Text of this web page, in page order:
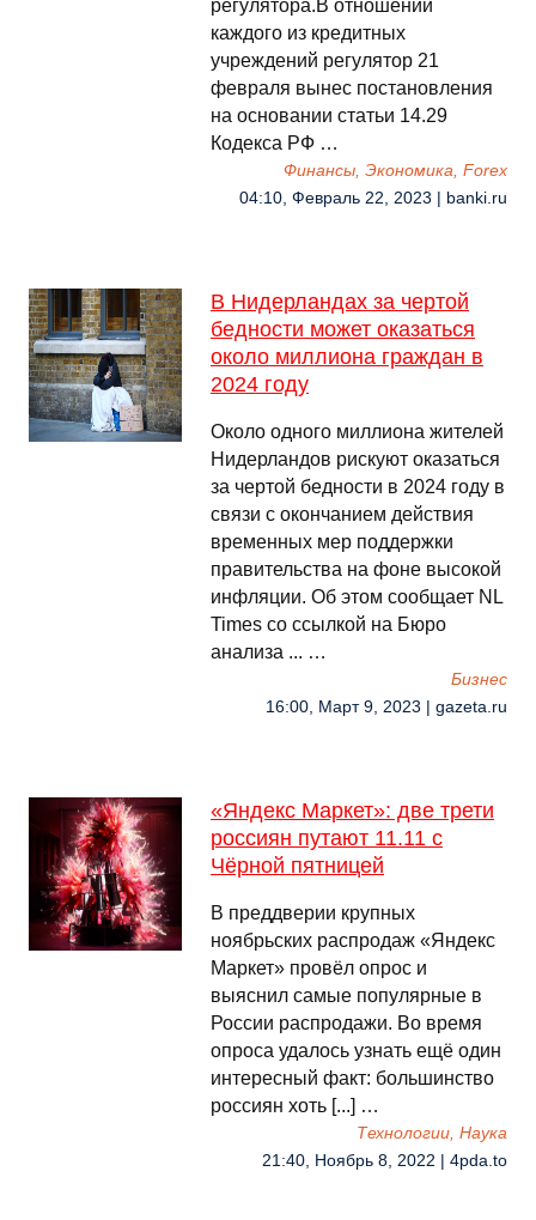
регулятора.В отношении
каждого из кредитных
учреждений регулятор 21
февраля вынес постановления
на основании статьи 14.29
Кодекса РФ …
Финансы, Экономика, Forex
04:10, Февраль 22, 2023 | banki.ru
В Нидерландах за чертой
бедности может оказаться
около миллиона граждан в
2024 году
Около одного миллиона жителей
Нидерландов рискуют оказаться
за чертой бедности в 2024 году в
связи с окончанием действия
временных мер поддержки
правительства на фоне высокой
инфляции. Об этом сообщает NL
Times со ссылкой на Бюро
анализа ... …
Бизнес
16:00, Март 9, 2023 | gazeta.ru
«Яндекс Маркет»: две трети
россиян путают 11.11 с
Чёрной пятницей
В преддверии крупных
ноябрьских распродаж «Яндекс
Маркет» провёл опрос и
выяснил самые популярные в
России распродажи. Во время
опроса удалось узнать ещё один
интересный факт: большинство
россиян хоть [...] …
Технологии, Наука
21:40, Ноябрь 8, 2022 | 4pda.to